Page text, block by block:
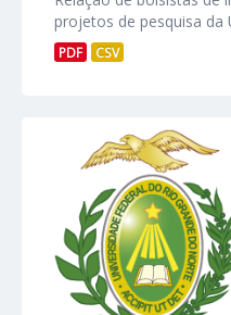
projetos de pesquisa da
PDF CSV